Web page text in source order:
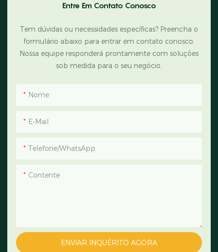
Entre Em Contato Conosco
Tem dúvidas ou necessidades específicas? Preencha o
formulário abaixo para entrar em contato conosco.
Nossa equipe responderá prontamente com soluções
sob medida para o seu negócio.
Nome
E-Mail
Telefone/WhatsApp
Contente
ENVIAR INQUÉRITO AGORA